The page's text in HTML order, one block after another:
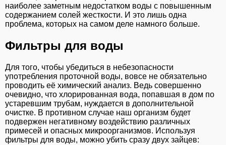
наиболее заметным недостатком воды с повышенным
содержанием солей жесткости. И это лишь одна
проблема, которых на самом деле намного больше.
Фильтры для воды
Для того, чтобы убедиться в небезопасности
употребления проточной воды, вовсе не обязательно
проводить её химический анализ. Ведь совершенно
очевидно, что хлорированная вода, попавшая в дом по
устаревшим трубам, нуждается в дополнительной
очистке. В противном случае наш организм будет
подвержен негативному воздействию различных
примесей и опасных микроорганизмов. Используя
фильтры для воды, можно убить сразу двух зайцев: